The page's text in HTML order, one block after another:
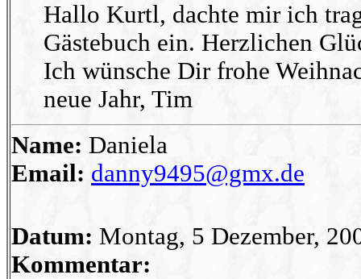
Hallo Kurtl, dachte mir ich
Gästebuch ein. Herzlichen
Ich wünsche Dir frohe
neue Jahr, Tim
Name: Daniela
Email: danny9495@gmx.de
Datum: Montag, 5 Dezember,
Kommentar: